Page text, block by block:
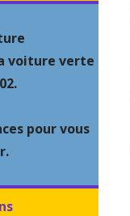
voiture verte
pour vous